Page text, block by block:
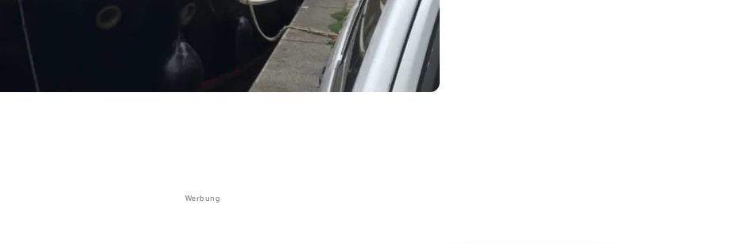
Werbung